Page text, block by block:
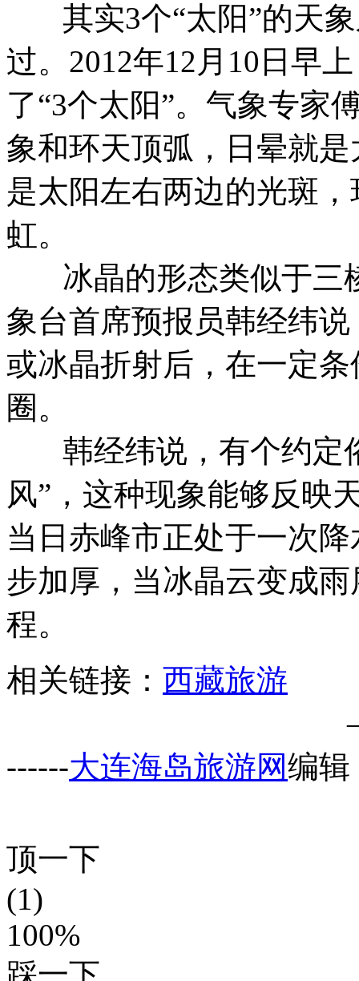
其实3个“太阳”的天象
过。2012年12月10日早
了“3个太阳”。气象专家
象和环天顶弧，日晕就
是太阳左右两边的光斑
虹。
冰晶的形态类似于三
象台首席预报员韩经纬
或冰晶折射后，在一定
圈。
韩经纬说，有个约定
风”，这种现象能够反映
当日赤峰市正处于一次
步加厚，当冰晶云变成
程。
相关链接： 西藏旅游
------大连海岛旅游网编辑
顶一下
(1)
100%